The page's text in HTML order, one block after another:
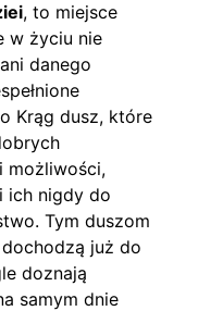
, to miejsce
w życiu nie
danego
Krąg dusz, które
możliwości,
ich nigdy do
Tym duszom
już do
doznają
samym dnie